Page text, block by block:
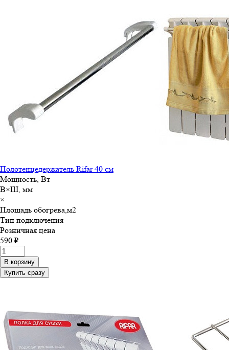
Полотенцедержатель Rifar 40 см
Мощность, Вт
В×Ш, мм
×
Площадь обогрева,м2
Тип подключения
Розничная цена
590 ₽
В корзину
Купить сразу